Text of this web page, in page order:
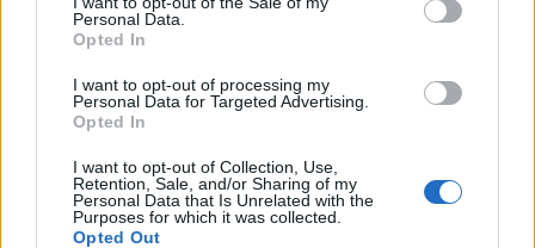
Personal Data.
Opted In
I want to opt-out of processing my
Personal Data for Targeted Advertising.
Opted In
I want to opt-out of Collection, Use,
Retention, Sale, and/or Sharing of my
Personal Data that Is Unrelated with the
Purposes for which it was collected.
Opted Out
Gazzaniga (95)
Gorlago (124)